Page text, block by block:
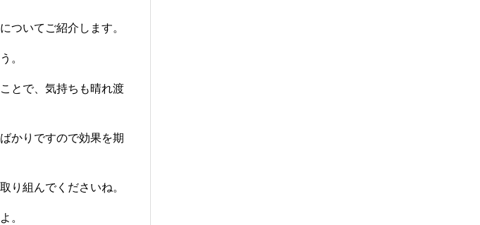
についてご紹介します。
。
とで、気持ちも晴れ渡
かりですので効果を期
り組んでくださいね。
。